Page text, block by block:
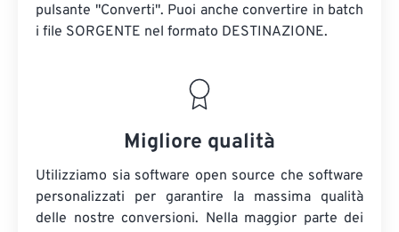
pulsante "Converti". Puoi anche convertire in batch
i file SORGENTE nel formato DESTINAZIONE.
Migliore qualità
Utilizziamo sia software open source che software
personalizzati per garantire la massima qualità
delle nostre conversioni. Nella maggior parte dei